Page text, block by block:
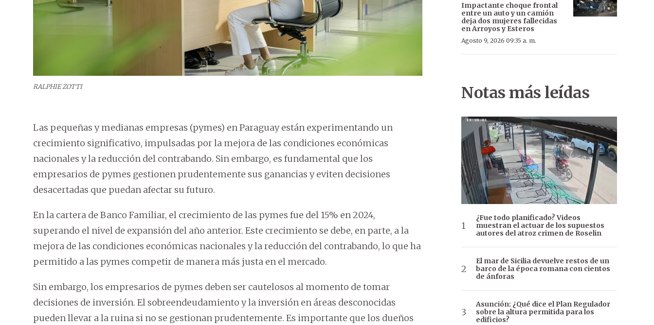
RALPHIE ZOTTI
Las pequeñas y medianas empresas (pymes) en Paraguay están experimentando un
crecimiento significativo, impulsadas por la mejora de las condiciones económicas
nacionales y la reducción del contrabando. Sin embargo, es fundamental que los
empresarios de pymes gestionen prudentemente sus ganancias y eviten decisiones
desacertadas que puedan afectar su futuro.
En la cartera de Banco Familiar, el crecimiento de las pymes fue del 15% en 2024,
superando el nivel de expansión del año anterior. Este crecimiento se debe, en parte, a la
mejora de las condiciones económicas nacionales y la reducción del contrabando, lo que ha
permitido a las pymes competir de manera más justa en el mercado.
Sin embargo, los empresarios de pymes deben ser cautelosos al momento de tomar
decisiones de inversión. El sobreendeudamiento y la inversión en áreas desconocidas
pueden llevar a la ruina si no se gestionan prudentemente. Es importante que los dueños
Impactante choque frontal
entre un auto y un camión
deja dos mujeres fallecidas
en Arroyos y Esteros
Agosto 9, 2026 09:35 a. m.
Notas más leídas
¿Fue todo planificado? Videos
muestran el actuar de los supuestos
autores del atroz crimen de Roselin
El mar de Sicilia devuelve restos de un
barco de la época romana con cientos
de ánforas
Asunción: ¿Qué dice el Plan Regulador
sobre la altura permitida para los
edificios?